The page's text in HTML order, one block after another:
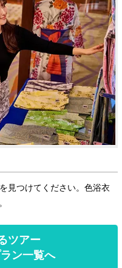
見つけてください。色浴衣
ツアー
ン一覧へ